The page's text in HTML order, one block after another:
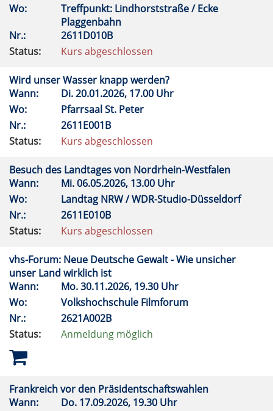
Wo:
Treffpunkt: Lindhorststraße / Ecke
Plaggenbahn
Nr.:
2611D010B
Status:
Kurs abgeschlossen
Wird unser Wasser knapp werden?
Wann:
Di.20.01.2026, 17.00 Uhr
Wo:
Pfarrsaal St. Peter
Nr.:
2611E001B
Status:
Kurs abgeschlossen
Besuch des Landtages von Nordrhein-Westfalen
Wann:
Mi.06.05.2026, 13.00 Uhr
Wo:
Landtag NRW / WDR-Studio-Düsseldorf
Nr.:
2611E010B
Status:
Kurs abgeschlossen
vhs-Forum: Neue Deutsche Gewalt - Wie unsicher
unser Land wirklich ist
Wann:
Mo.30.11.2026, 19.30 Uhr
Wo:
Volkshochschule Filmforum
Nr.:
2621A002B
Status:
Anmeldung möglich
Frankreich vor den Präsidentschaftswahlen
Wann:
Do. 17.09.2026, 19.30 Uhr